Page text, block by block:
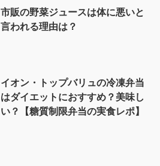
市販の野菜ジュースは体に悪いと
言われる理由は？
イオン・トップバリュの冷凍弁当
はダイエットにおすすめ？美味し
い？【糖質制限弁当の実食レポ】